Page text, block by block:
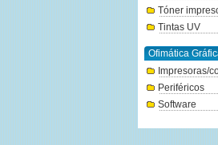
Tóner
Tintas UV
Ofimática
Impresoras/
Periféricos
Software